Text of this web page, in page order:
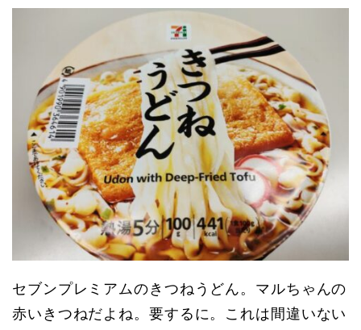
セブンプレミアムのきつねうどん。マルちゃんの
赤いきつねだよね。要するに。これは間違いない